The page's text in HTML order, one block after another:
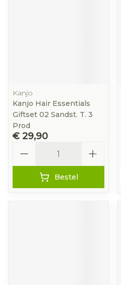
Kanjo
Kanjo Hair Essentials
Giftset 02 Sandst. T. 3
Prod
€ 29,90
Bestel